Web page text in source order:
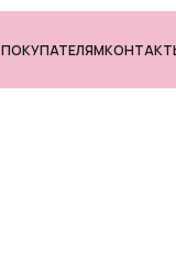
ПОКУПАТЕЛЯМ